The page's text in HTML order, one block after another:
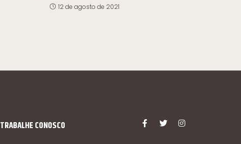
12 de agosto de 2021
TRABALHE CONOSCO